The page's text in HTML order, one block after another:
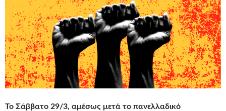
Το Σάββατο 29/3, αμέσως μετά το πανελλαδικό